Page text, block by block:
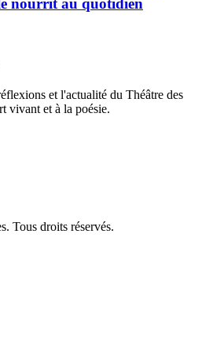
nourrit au quotidien
et l'actualité du Théâtre des
vivant et à la poésie.
Tous droits réservés.